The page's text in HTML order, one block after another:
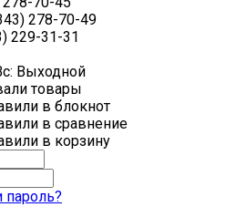
278-70-49
229-31-31
Выходной
товары
в блокнот
в сравнение
в корзину
пароль?